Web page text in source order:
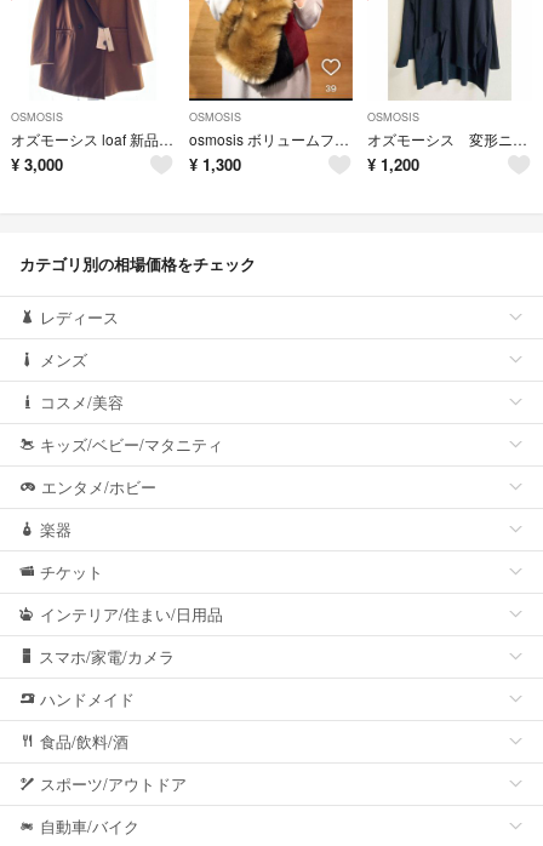
OSMOSIS
オズモーシス loaf 新品、未使用 コート ジャケット ブラウン
¥ 3,000
OSMOSIS
osmosis ボリュームフェイクファー
¥ 1,300
OSMOSIS
オズモーシス 変形ニット
¥ 1,200
カテゴリ別の相場価格をチェック
レディース
メンズ
コスメ/美容
キッズ/ベビー/マタニティ
エンタメ/ホビー
楽器
チケット
インテリア/住まい/日用品
スマホ/家電/カメラ
ハンドメイド
食品/飲料/酒
スポーツ/アウトドア
自動車/バイク